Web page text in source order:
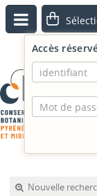
Accès
Nouvelle